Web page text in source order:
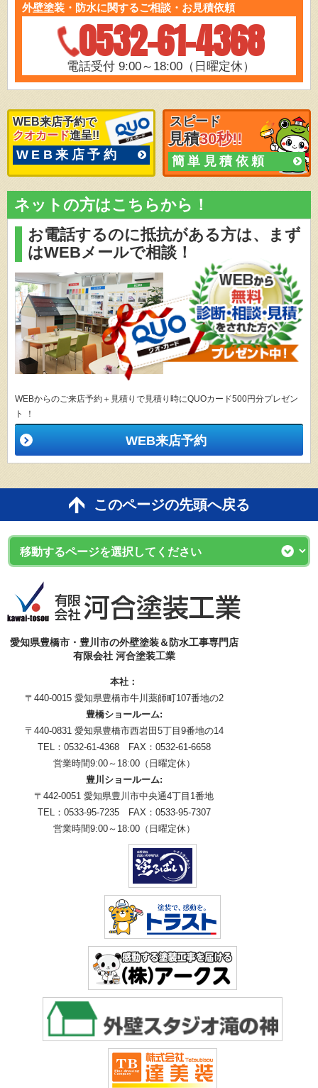
外壁塗装・防水に関するご相談・お見積依頼
0532-61-4368
電話受付 9:00～18:00（日曜定休）
WEB来店予約で
クオカード進呈!!
WEB来店予約
スピード
見積30秒!!
簡単見積依頼
ネットの方はこちらから！
お電話するのに抵抗がある方は、
まず
はWEBメールで相談！
WEBからのご来店予約＋見積りで見積り時にQUOカード500円分プレゼン
ト ！
WEB来店予約
このページの先頭へ戻る
愛知県豊橋市・豊川市の外壁塗装＆防水工事専門店
有限会社 河合塗装工業
本社：
〒440-0015 愛知県豊橋市牛川薬師町107番地の2
豊橋ショールーム:
〒440-0831 愛知県豊橋市西岩田5丁目9番地の14
TEL：0532-61-4368 FAX：0532-61-6658
営業時間9:00～18:00（日曜定休）
豊川ショールーム:
〒442-0051 愛知県豊川市中央通4丁目1番地
TEL：0533-95-7235 FAX：0533-95-7307
営業時間9:00～18:00（日曜定休）